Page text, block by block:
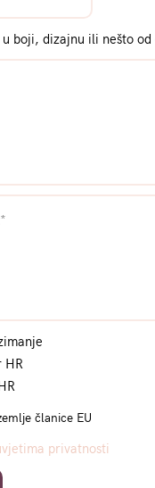
boji, dizajnu ili nešto od
HR
članice EU
privatnosti
empty.